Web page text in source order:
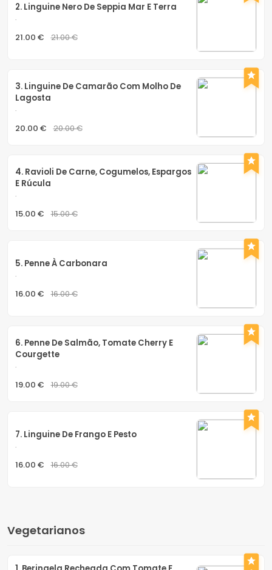
2. Linguine Nero De Seppia Mar E Terra
.
21.00 € 21.00 €
3. Linguine De Camarão Com Molho De
Lagosta
.
20.00 € 20.00 €
4. Ravioli De Carne, Cogumelos, Espargos
E Rúcula
.
15.00 € 15.00 €
5. Penne À Carbonara
.
16.00 € 16.00 €
6. Penne De Salmão, Tomate Cherry E
Courgette
.
19.00 € 19.00 €
7. Linguine De Frango E Pesto
.
16.00 € 16.00 €
Vegetarianos